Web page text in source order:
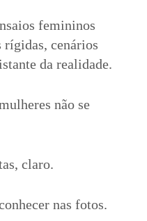
femininos
rígidas, cenários
da realidade.
não se
claro.
nas fotos.